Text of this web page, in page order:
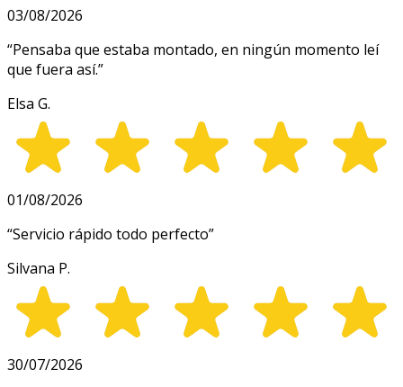
03/08/2026
“Pensaba que estaba montado, en ningún momento leí
que fuera así.”
Elsa G.
01/08/2026
“Servicio rápido todo perfecto”
Silvana P.
30/07/2026